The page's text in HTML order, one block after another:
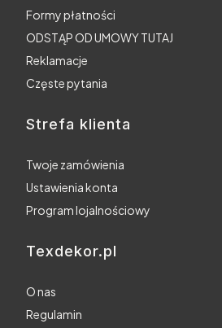
Formy płatności
ODSTĄP OD UMOWY TUTAJ
Reklamacje
Częste pytania
Strefa klienta
Twoje zamówienia
Ustawienia konta
Program lojalnościowy
Texdekor.pl
O nas
Regulamin